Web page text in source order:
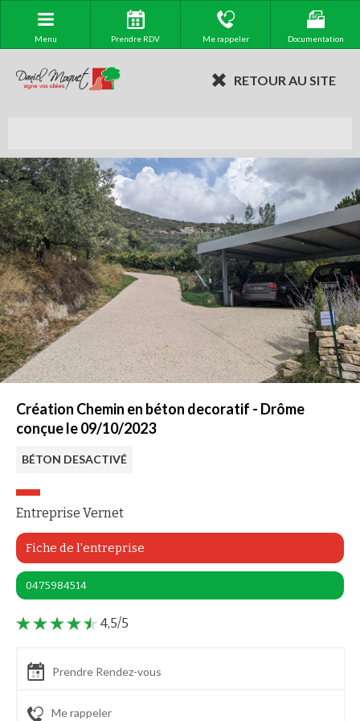
Menu Prendre RDV Me rappeler Documentation
RETOUR AU SITE
Création Chemin en béton decoratif - Drôme
conçue le 09/10/2023
BÉTON DESACTIVÉ
Entreprise Vernet
Fiche de l'entreprise
0475984514
4,5/5
Prendre Rendez-vous
Me rappeler